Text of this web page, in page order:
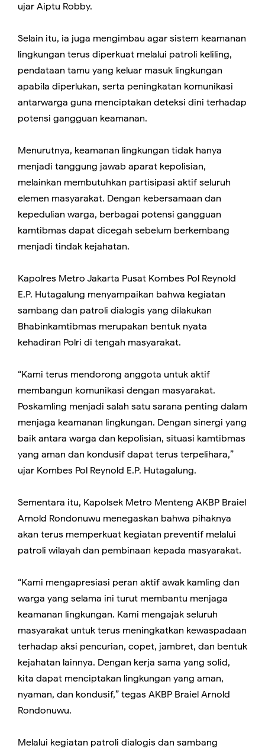
ujar Aiptu Robby.
Selain itu, ia juga mengimbau agar sistem keamanan
lingkungan terus diperkuat melalui patroli keliling,
pendataan tamu yang keluar masuk lingkungan
apabila diperlukan, serta peningkatan komunikasi
antarwarga guna menciptakan deteksi dini terhadap
potensi gangguan keamanan.
Menurutnya, keamanan lingkungan tidak hanya
menjadi tanggung jawab aparat kepolisian,
melainkan membutuhkan partisipasi aktif seluruh
elemen masyarakat. Dengan kebersamaan dan
kepedulian warga, berbagai potensi gangguan
kamtibmas dapat dicegah sebelum berkembang
menjadi tindak kejahatan.
Kapolres Metro Jakarta Pusat Kombes Pol Reynold
E.P. Hutagalung menyampaikan bahwa kegiatan
sambang dan patroli dialogis yang dilakukan
Bhabinkamtibmas merupakan bentuk nyata
kehadiran Polri di tengah masyarakat.
“Kami terus mendorong anggota untuk aktif
membangun komunikasi dengan masyarakat.
Poskamling menjadi salah satu sarana penting dalam
menjaga keamanan lingkungan. Dengan sinergi yang
baik antara warga dan kepolisian, situasi kamtibmas
yang aman dan kondusif dapat terus terpelihara,”
ujar Kombes Pol Reynold E.P. Hutagalung.
Sementara itu, Kapolsek Metro Menteng AKBP Braiel
Arnold Rondonuwu menegaskan bahwa pihaknya
akan terus memperkuat kegiatan preventif melalui
patroli wilayah dan pembinaan kepada masyarakat.
“Kami mengapresiasi peran aktif awak kamling dan
warga yang selama ini turut membantu menjaga
keamanan lingkungan. Kami mengajak seluruh
masyarakat untuk terus meningkatkan kewaspadaan
terhadap aksi pencurian, copet, jambret, dan bentuk
kejahatan lainnya. Dengan kerja sama yang solid,
kita dapat menciptakan lingkungan yang aman,
nyaman, dan kondusif,” tegas AKBP Braiel Arnold
Rondonuwu.
Melalui kegiatan patroli dialogis dan sambang